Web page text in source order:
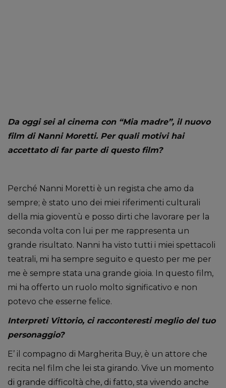
Da oggi sei al cinema con “Mia madre”, il nuovo
film di Nanni Moretti. Per quali motivi hai
accettato di far parte di questo film?
Perché Nanni Moretti è un regista che amo da
sempre; è stato uno dei miei riferimenti culturali
della mia gioventù e posso dirti che lavorare per la
seconda volta con lui per me rappresenta un
grande risultato. Nanni ha visto tutti i miei spettacoli
teatrali, mi ha sempre seguito e questo per me per
me è sempre stata una grande gioia. In questo film,
mi ha offerto un ruolo molto significativo e non
potevo che esserne felice.
Interpreti Vittorio, ci racconteresti meglio del tuo
personaggio?
E’ il compagno di Margherita Buy, è un attore che
recita nel film che lei sta girando. Vive un momento
di grande difficoltà che, di fatto, sta vivendo anche